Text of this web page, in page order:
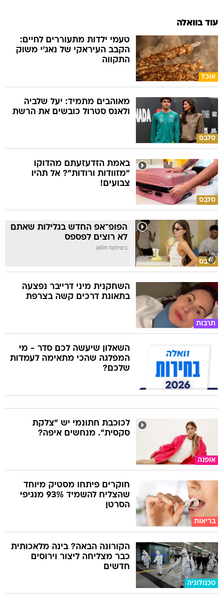
עוד בוואלה
אוכל
טעמי ילדות מתעוררים לחיים:
הקבב העיראקי של נאג׳י משוק
התקווה
סלבס
מאוהבים מתמיד: יעל שלביה
ולאנס סטרול כובשים את הרשת
סלבס
באמת הזדעזעתם מהדוקו
"מזוודות ורודות"? אל תהיו
צבועים!
סלבס
הפופ־אפ החדש בגלילות שאתם
לא רוצים לפספס
בשיתוף allin
תרבות
השחקנית מיני דרייבר נפצעה
בתאונת דרכים קשה בצרפת
השאלון שיעשה לכם סדר - מי
המפלגה שהכי מתאימה לעמדות
שלכם?
אופנה
לכוכבת חתונמי יש "צלקת
סקסית". מנחשים איפה?
בריאות
חוקרים פיתחו מסטיק מיוחד
שהצליח להשמיד 93% מנגיפי
הסרטן
טכנולוגיה
הקורונה הבאה? בינה מלאכותית
כבר מצליחה ליצור וירוסים
חדשים